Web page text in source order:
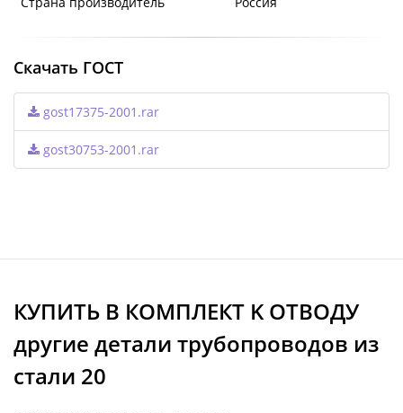
Скачать ГОСТ
gost17375-2001.rar
gost30753-2001.rar
КУПИТЬ В КОМПЛЕКТ K ОТВОДУ
другие детали трубопроводов из
стали 20